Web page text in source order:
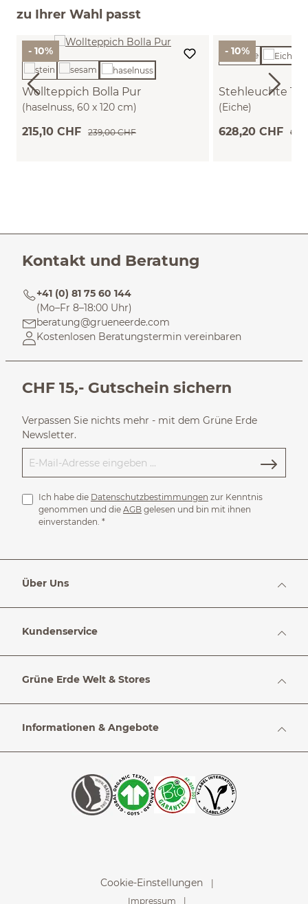
zu Ihrer Wahl passt
- 10%
Wollteppich Bolla Pur
(haselnuss, 60 x 120 cm)
215,10 CHF 239,00 CHF
- 10%
Stehleuchte
(Eiche)
628,20 CHF
Kontakt und Beratung
+41 (0) 81 75 60 144
(Mo–Fr 8–18:00 Uhr)
beratung@grueneerde.com
Kostenlosen Beratungstermin vereinbaren
CHF 15,- Gutschein sichern
Verpassen Sie nichts mehr - mit dem Grüne Erde
Newsletter.
Ich habe die Datenschutzbestimmungen zur Kenntnis
genommen und die AGB gelesen und bin mit ihnen
einverstanden. *
Über Uns
Kundenservice
Grüne Erde Welt & Stores
Informationen & Angebote
Cookie-Einstellungen
Impressum